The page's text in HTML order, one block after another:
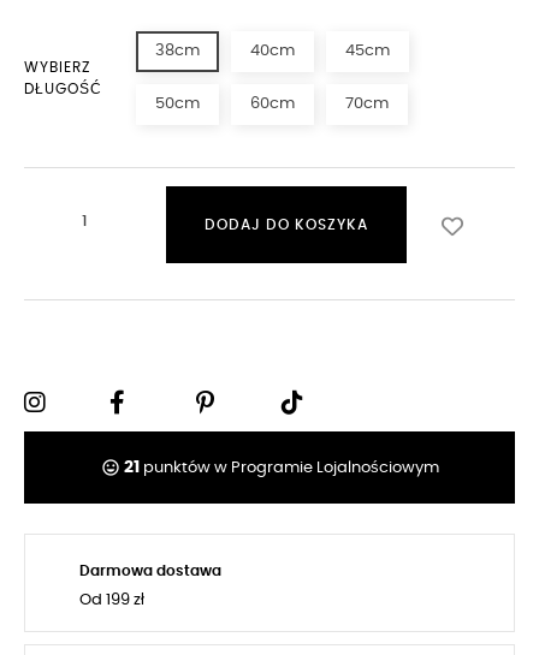
WYBIERZ
DŁUGOŚĆ
38cm 40cm 45cm
50cm 60cm 70cm
DODAJ DO KOSZYKA
tag_faces 21 punktów w Programie Lojalnościowym
Darmowa dostawa
Od 199 zł